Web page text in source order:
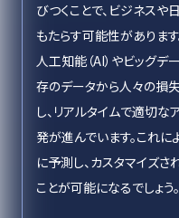
びつくことで、ビジネス
もたらす可能性があります
人工知能（AI）やビッグデ
存のデータから人々の損
し、リアルタイムで適切
発が進んでいます。これ
に予測し、カスタマイズ
ことが可能になるでしょう。